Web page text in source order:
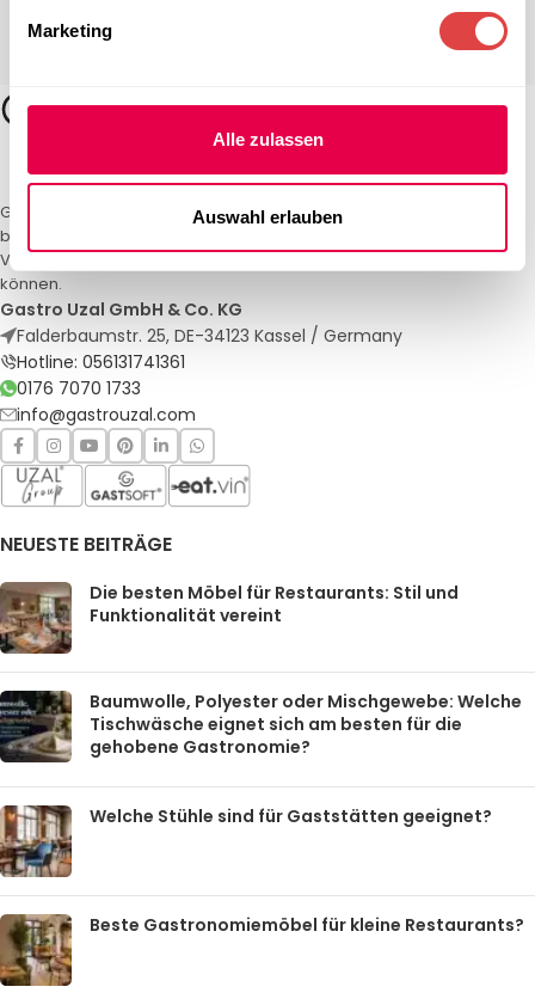
Marketing
Alle zulassen
Auswahl erlauben
Gastro Uzal – Ihr Spezialist für Gastronomiemöbel und -textilien. Wir
bieten maßgeschneiderte Lösungen für Restaurants, Hotels und
Veranstaltungen. Qualität und Service, auf die Sie sich verlassen
können.
Gastro Uzal GmbH & Co. KG
Falderbaumstr. 25, DE-34123 Kassel / Germany
Hotline: 056131741361
0176 7070 1733
info@gastrouzal.com
NEUESTE BEITRÄGE
Die besten Möbel für Restaurants: Stil und
Funktionalität vereint
Baumwolle, Polyester oder Mischgewebe: Welche
Tischwäsche eignet sich am besten für die
gehobene Gastronomie?
Welche Stühle sind für Gaststätten geeignet?
Beste Gastronomiemöbel für kleine Restaurants?